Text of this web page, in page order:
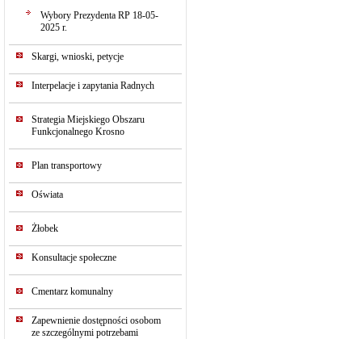
Wybory Prezydenta RP 18-05-
2025 r.
Skargi, wnioski, petycje
Interpelacje i zapytania Radnych
Strategia Miejskiego Obszaru
Funkcjonalnego Krosno
Plan transportowy
Oświata
Żłobek
Konsultacje społeczne
Cmentarz komunalny
Zapewnienie dostępności osobom
ze szczególnymi potrzebami